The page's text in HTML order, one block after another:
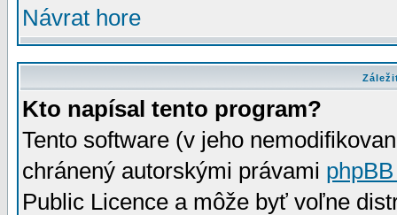
Návrat hore
Kto napísal tento program?
Tento software (v jeho
chránený autorskými právami
Public Licence a môže byť voľne